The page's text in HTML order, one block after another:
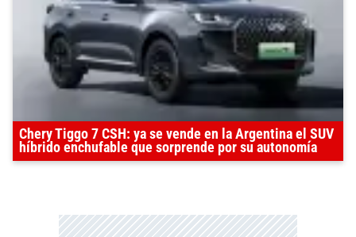
Chery Tiggo 7 CSH: ya se vende en la Argentina el SUV
híbrido enchufable que sorprende por su autonomía